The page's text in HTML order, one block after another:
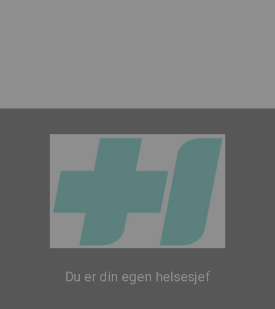
Du er din egen helsesjef